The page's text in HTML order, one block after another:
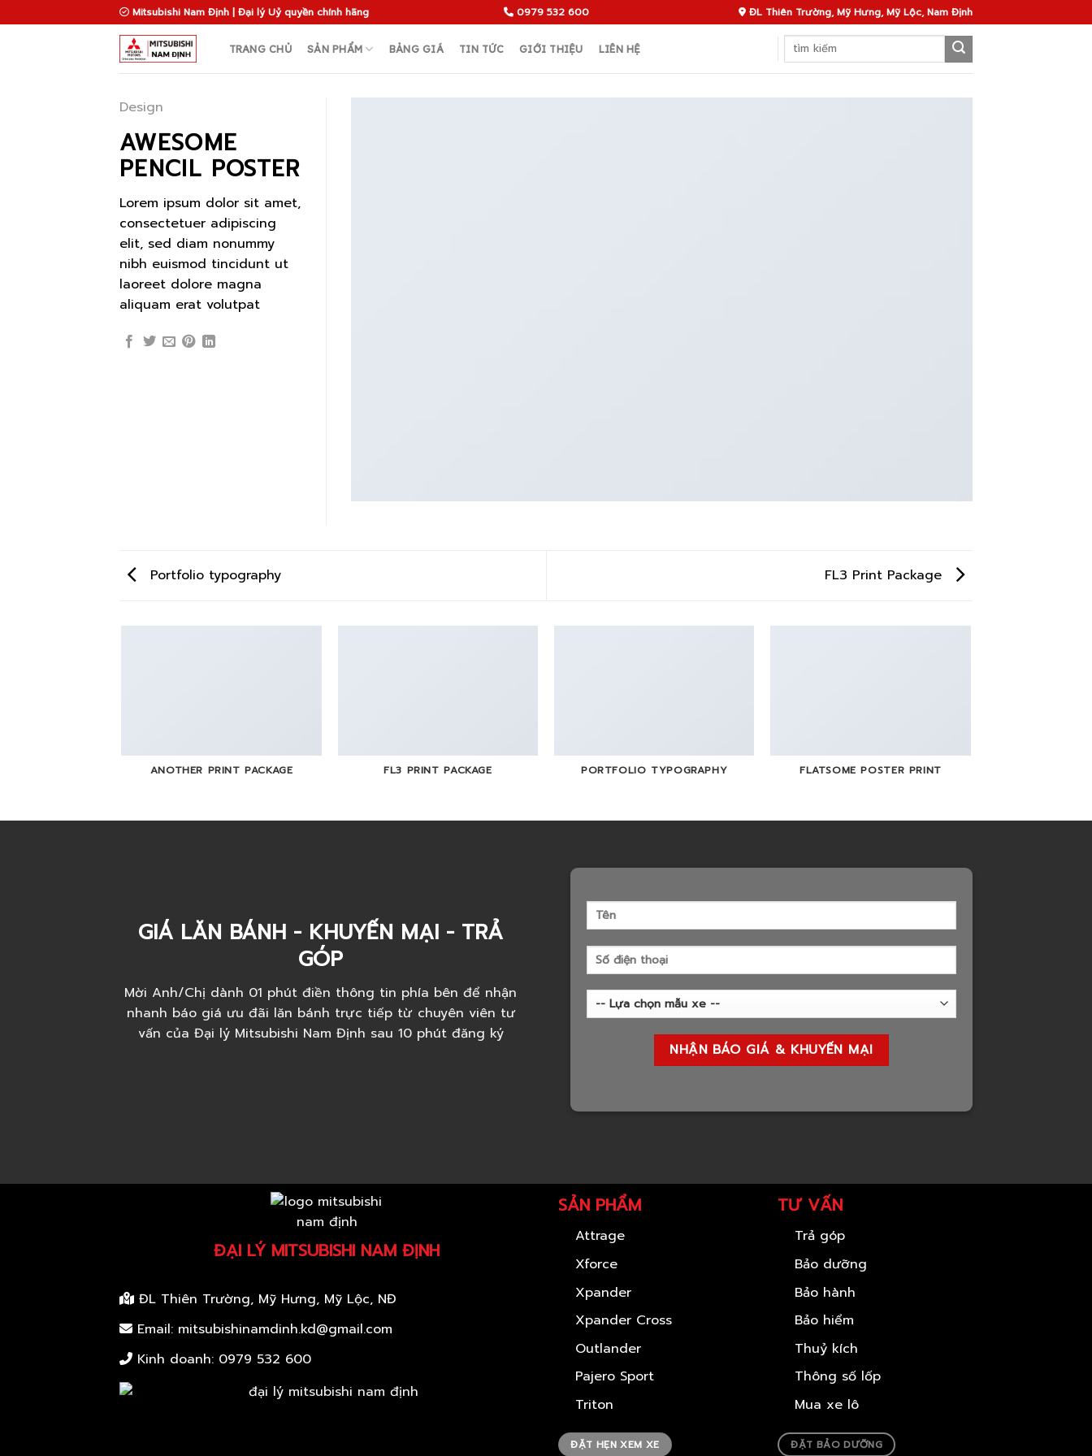
to
Mitsubishi Nam Định | Đại lý Uỷ quyền chính hãng 0979 532 600 ĐL Thiên Trường, Mỹ Hưng, Mỹ Lộc, Nam Định
TRANG CHỦ SẢN PHẨM BẢNG GIÁ TIN TỨC GIỚI THIỆU LIÊN HỆ
Search
Design
AWESOME
PENCIL POSTER
Lorem ipsum dolor sit amet,
consectetuer adipiscing
elit, sed diam nonummy
nibh euismod tincidunt ut
laoreet dolore magna
aliquam erat volutpat
Portfolio typography FL3 Print Package
ANOTHER PRINT PACKAGE FL3 PRINT PACKAGE PORTFOLIO TYPOGRAPHY FLATSOME POSTER PRINT
GIÁ LĂN BÁNH - KHUYẾN MẠI - TRẢ
GÓP
Mời Anh/Chị dành 01 phút điền thông tin phía bên để nhận
nhanh báo giá ưu đãi lăn bánh trực tiếp từ chuyên viên tư
vấn của Đại lý Mitsubishi Nam Định sau 10 phút đăng ký
ĐẠI LÝ MITSUBISHI NAM ĐỊNH
ĐL Thiên Trường, Mỹ Hưng, Mỹ Lộc, NĐ
Email: mitsubishinamdinh.kd@gmail.com
Kinh doanh: 0979 532 600
SẢN PHẨM
Attrage
Xforce
Xpander
Xpander Cross
Outlander
Pajero Sport
Triton
ĐẶT HẸN XEM XE
TƯ VẤN
Trả góp
Bảo dưỡng
Bảo hành
Bảo hiểm
Thuỷ kích
Thông số lốp
Mua xe lô
ĐẶT BẢO DƯỠNG